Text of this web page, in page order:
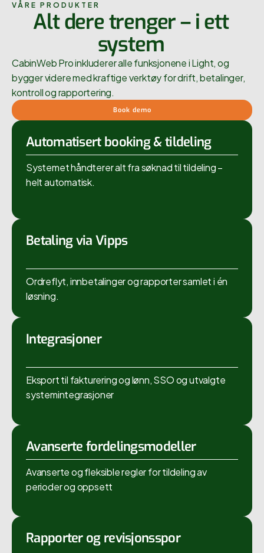
VÅRE PRODUKTER
Alt dere trenger – i ett
system
CabinWeb Pro inkluderer alle funksjonene i Light, og
bygger videre med kraftige verktøy for drift, betalinger,
kontroll og rapportering.
Book demo
Automatisert booking & tildeling
Systemet håndterer alt fra søknad til tildeling –
helt automatisk.
Betaling via Vipps
Ordreflyt, innbetalinger og rapporter samlet i én
løsning.
Integrasjoner
Eksport til fakturering og lønn, SSO og utvalgte
systemintegrasjoner
Avanserte fordelingsmodeller
Avanserte og fleksible regler for tildeling av
perioder og oppsett
Rapporter og revisjonsspor